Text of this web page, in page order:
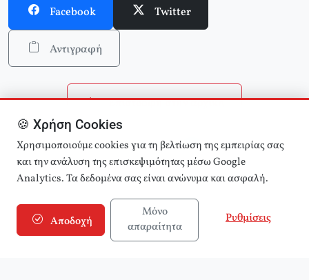
Facebook Twitter
Αντιγραφή
Επιστροφή στην αρχική
Αναζήτηση άρθρων
🍪 Χρήση Cookies
Χρησιμοποιούμε cookies για τη βελτίωση της εμπειρίας σας
και την ανάλυση της επισκεψιμότητας μέσω Google
Analytics. Τα δεδομένα σας είναι ανώνυμα και ασφαλή.
Αποδοχή
Μόνο
απαραίτητα
Ρυθμίσεις